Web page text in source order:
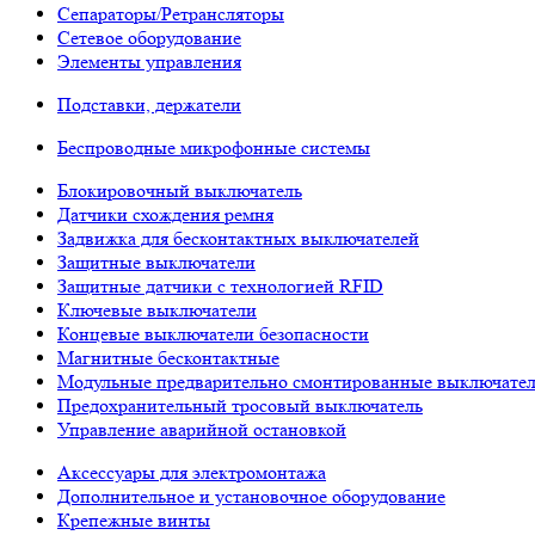
Сепараторы/Ретрансляторы
Сетевое оборудование
Элементы управления
Подставки, держатели
Беспроводные микрофонные системы
Блокировочный выключатель
Датчики схождения ремня
Задвижка для бесконтактных выключателей
Защитные выключатели
Защитные датчики с технологией RFID
Ключевые выключатели
Концевые выключатели безопасности
Магнитные бесконтактные
Модульные предварительно смонтированные
Предохранительный тросовый выключатель
Управление аварийной остановкой
Аксессуары для электромонтажа
Дополнительное и установочное оборудование
Крепежные винты